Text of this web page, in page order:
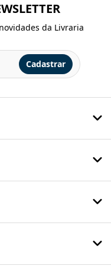
da Livraria
Cadastrar